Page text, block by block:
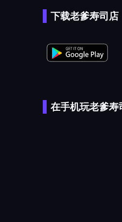
下载老爹寿司店
在手机玩老爹寿